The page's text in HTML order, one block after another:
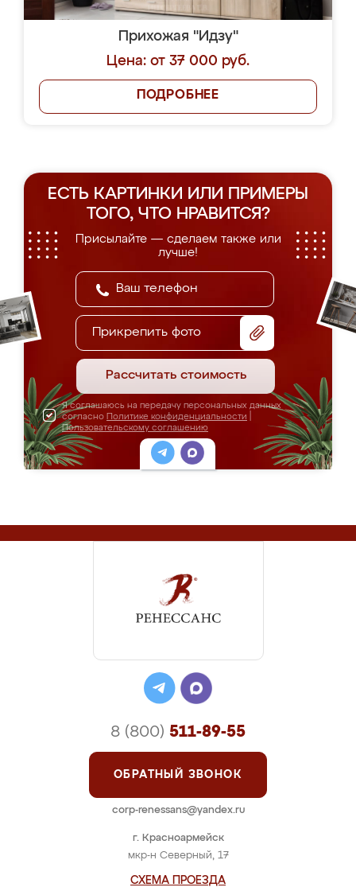
Прихожая "Идзу"
Цена: от 37 000 руб.
ПОДРОБНЕЕ
ЕСТЬ КАРТИНКИ ИЛИ ПРИМЕРЫ
ТОГО, ЧТО НРАВИТСЯ?
Присылайте — сделаем также или
лучше!
Прикрепить фото
Рассчитать стоимость
Я соглашаюсь на передачу персональных данных
согласно Политике конфиденциальности
Пользовательскому соглашению
г. Красноармейск
мкр-н Северный, 17
СХЕМА ПРОЕЗДА
8 (800) 511-89-55
ОБРАТНЫЙ ЗВОНОК
corp-renessans@yandex.ru